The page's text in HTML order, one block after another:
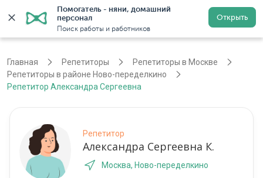
Помогатель - няни, домашний
персонал
Поиск работы и работников
Открыть
Регистрация
Главная Репетиторы
Репетиторы в Москве
Репетиторы в районе Ново-переделкино
Репетитор Александра Сергеевна
Репетитор
Александра Сергеевна К.
Москва, Ново-переделкино